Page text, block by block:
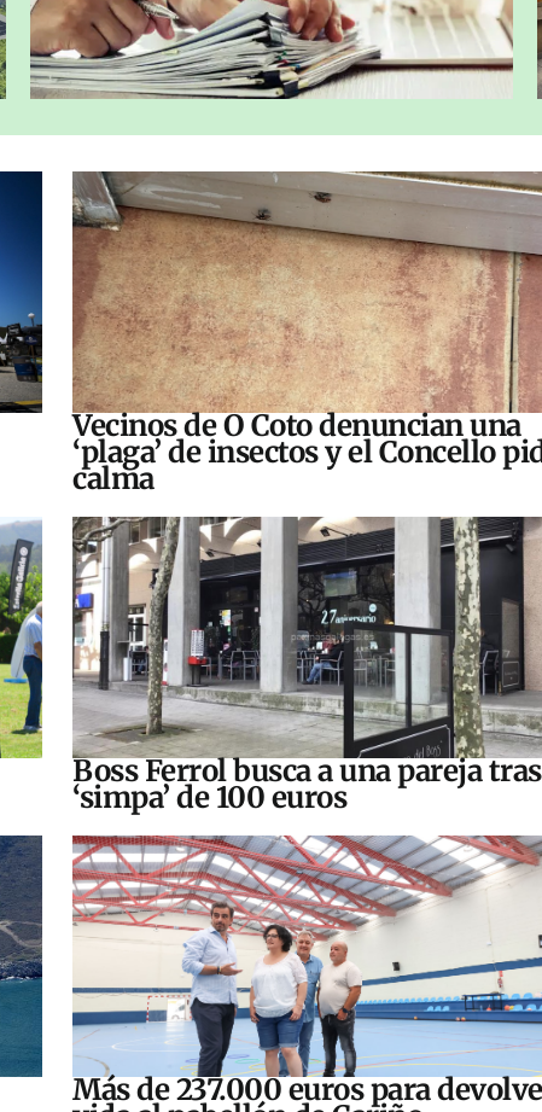
Vecinos de O Coto denuncian una
‘plaga’ de insectos y el Concello
calma
Boss Ferrol busca a una pareja
‘simpa’ de 100 euros
Más de 237.000 euros para